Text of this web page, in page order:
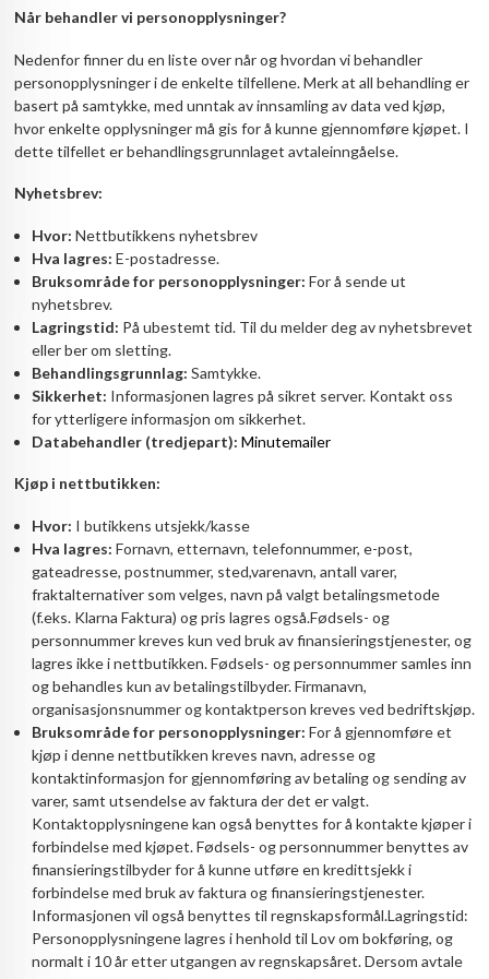
Når behandler vi personopplysninger?
Nedenfor finner du en liste over når og hvordan vi behandler
personopplysninger i de enkelte tilfellene. Merk at all behandling er
basert på samtykke, med unntak av innsamling av data ved kjøp,
hvor enkelte opplysninger må gis for å kunne gjennomføre kjøpet. I
dette tilfellet er behandlingsgrunnlaget avtaleinngåelse.
Nyhetsbrev:
Hvor: Nettbutikkens nyhetsbrev
Hva lagres: E-postadresse.
Bruksområde for personopplysninger: For å sende ut
nyhetsbrev.
Lagringstid: På ubestemt tid. Til du melder deg av nyhetsbrevet
eller ber om sletting.
Behandlingsgrunnlag: Samtykke.
Sikkerhet: Informasjonen lagres på sikret server. Kontakt oss
for ytterligere informasjon om sikkerhet.
Databehandler (tredjepart): Minutemailer
Kjøp i nettbutikken:
Hvor: I butikkens utsjekk/kasse
Hva lagres: Fornavn, etternavn, telefonnummer, e-post,
gateadresse, postnummer, sted,varenavn, antall varer,
fraktalternativer som velges, navn på valgt betalingsmetode
(f.eks. Klarna Faktura) og pris lagres også.Fødsels- og
personnummer kreves kun ved bruk av finansieringstjenester, og
lagres ikke i nettbutikken. Fødsels- og personnummer samles inn
og behandles kun av betalingstilbyder. Firmanavn,
organisasjonsnummer og kontaktperson kreves ved bedriftskjøp.
Bruksområde for personopplysninger: For å gjennomføre et
kjøp i denne nettbutikken kreves navn, adresse og
kontaktinformasjon for gjennomføring av betaling og sending av
varer, samt utsendelse av faktura der det er valgt.
Kontaktopplysningene kan også benyttes for å kontakte kjøper i
forbindelse med kjøpet. Fødsels- og personnummer benyttes av
finansieringstilbyder for å kunne utføre en kredittsjekk i
forbindelse med bruk av faktura og finansieringstjenester.
Informasjonen vil også benyttes til regnskapsformål.Lagringstid:
Personopplysningene lagres i henhold til Lov om bokføring, og
normalt i 10 år etter utgangen av regnskapsåret. Dersom avtale